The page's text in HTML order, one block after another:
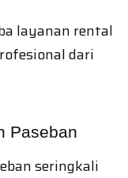
layanan rental
dari
Paseban
seringkali